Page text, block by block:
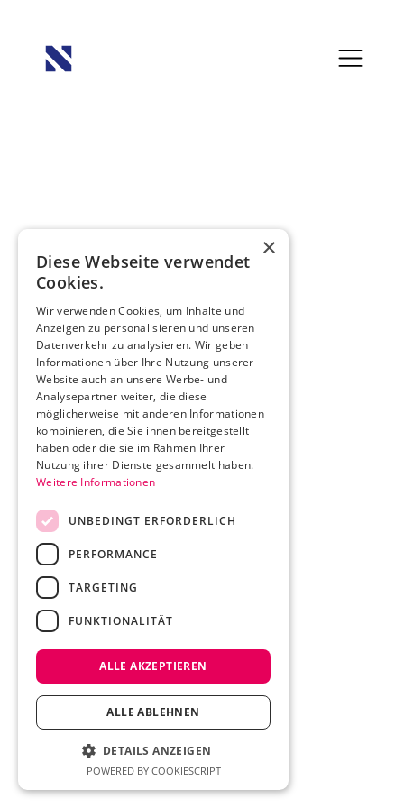
×
Diese Webseite verwendet
Cookies.
Wir verwenden Cookies, um Inhalte und
Anzeigen zu personalisieren und unseren
Datenverkehr zu analysieren. Wir geben
Informationen über Ihre Nutzung unserer
Website auch an unsere Werbe- und
Analysepartner weiter, die diese
möglicherweise mit anderen Informationen
kombinieren, die Sie ihnen bereitgestellt
haben oder die sie im Rahmen Ihrer
Nutzung ihrer Dienste gesammelt haben.
Weitere Informationen
UNBEDINGT ERFORDERLICH
PERFORMANCE
TARGETING
FUNKTIONALITÄT
ALLE AKZEPTIEREN
ALLE ABLEHNEN
DETAILS ANZEIGEN
POWERED BY COOKIESCRIPT